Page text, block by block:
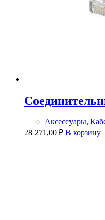
Аксессуары,
28 271,00 ₽ В корзину